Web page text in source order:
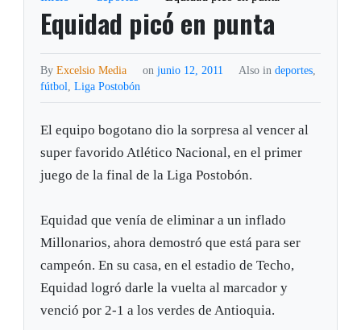
Equidad picó en punta
ByExcelsio Media on junio 12, 2011 Also in deportes,
fútbol,Liga Postobón
El equipo bogotano dio la sorpresa al vencer al
super favorido Atlético Nacional, en el primer
juego de la final de la Liga Postobón.
Equidad que venía de eliminar a un inflado
Millonarios, ahora demostró que está para ser
campeón. En su casa, en el estadio de Techo,
Equidad logró darle la vuelta al marcador y
venció por 2-1 a los verdes de Antioquia.